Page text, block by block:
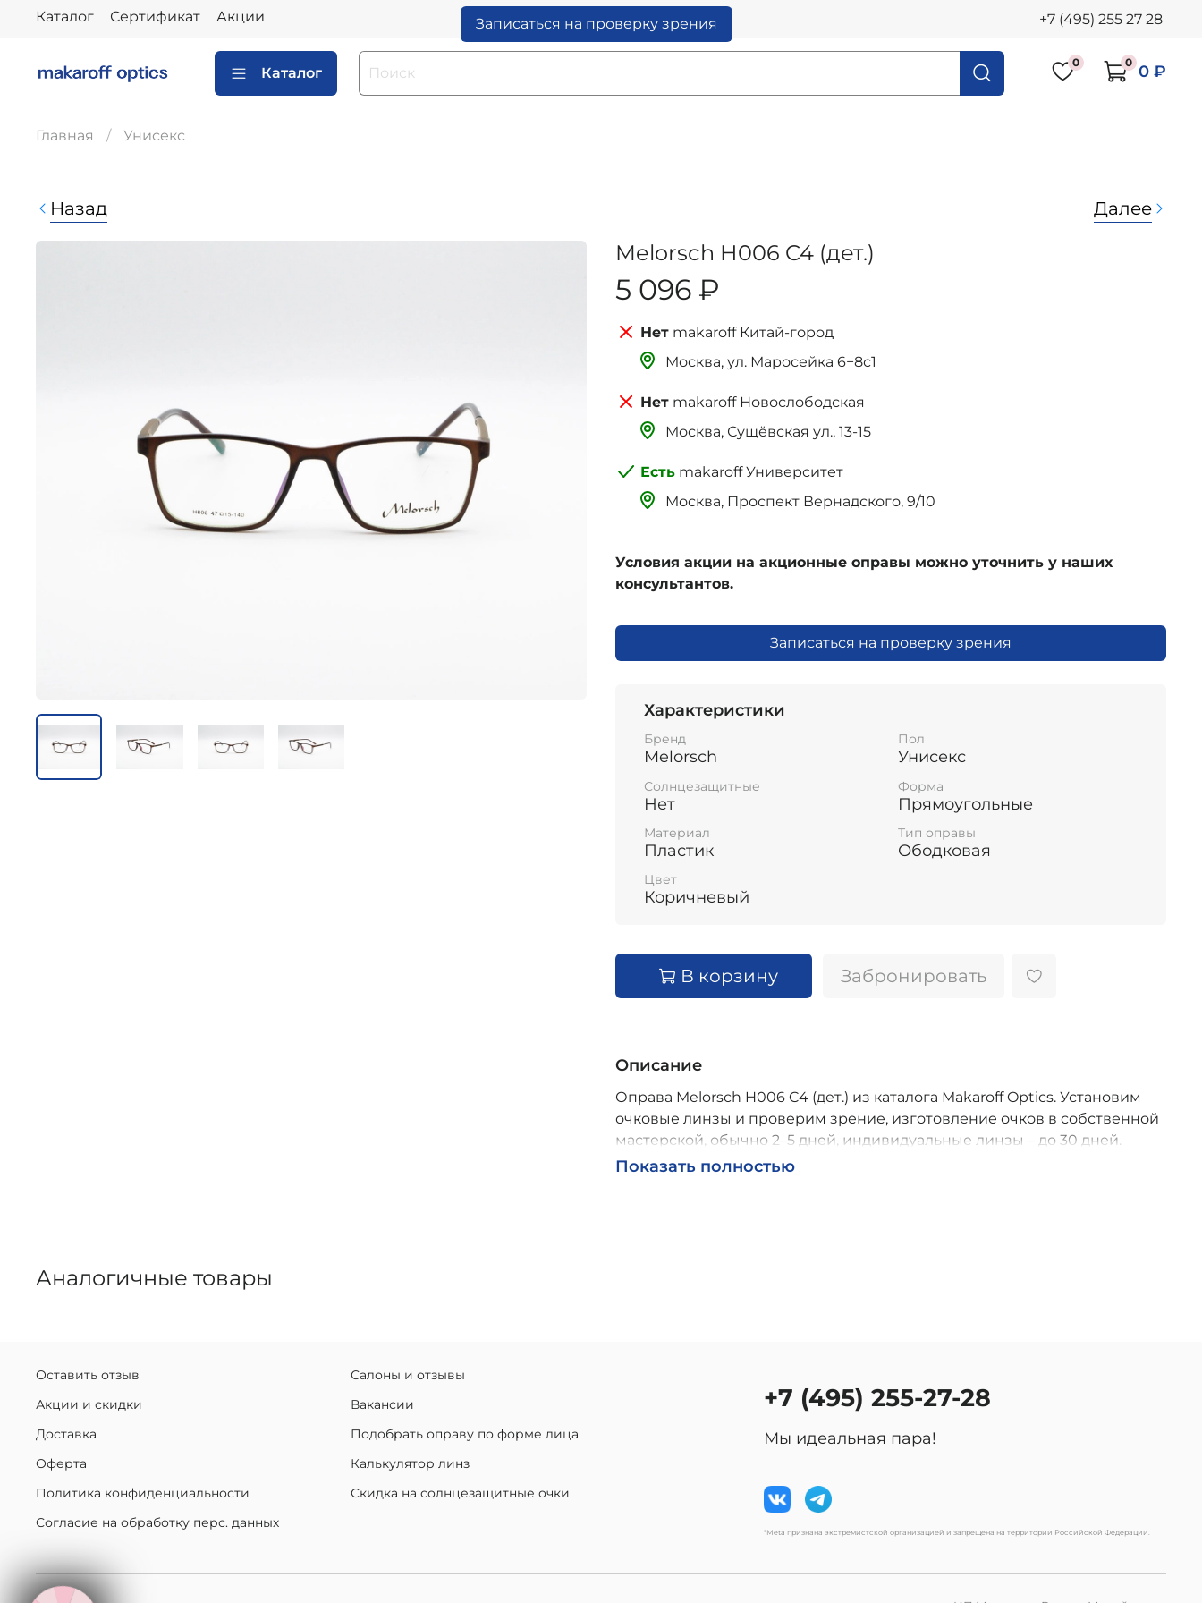
Каталог Сертификат Акции Записаться на проверку зрения +7 (495) 255 27 28
Каталог
0 0 0 ₽
Главная Унисекс
Назад Далее
Melorsch H006 C4 (дет.)
5 096 ₽
makaroff Китай-город
Москва, ‌‌‌‌ул. Маросейка 6−8с1
makaroff Новослободская
Москва, Сущёвская ул., 13-15
makaroff Университет
Москва, Проспект Вернадского, 9/10
Условия акции на акционные оправы можно уточнить у наших
консультантов.
Записаться на проверку зрения
Характеристики
Бренд
Melorsch
Пол
Унисекс
Солнцезащитные
Нет
Форма
Прямоугольные
Материал
Пластик
Тип оправы
Ободковая
Цвет
Коричневый
В корзину Забронировать
Описание
Оправа Melorsch H006 C4 (дет.) из каталога Makaroff Optics. Установим
очковые линзы и проверим зрение, изготовление очков в собственной
мастерской, обычно 2–5 дней, индивидуальные линзы – до 30 дней.
Возможна доставка по России.
Показать полностью
Аналогичные товары
Оставить отзыв
Акции и скидки
Доставка
Оферта
Политика конфиденциальности
Согласие на обработку перс. данных
Салоны и отзывы
Вакансии
Подобрать оправу по форме лица
Калькулятор линз
Скидка на солнцезащитные очки
+7 (495) 255-27-28
Мы идеальная пара!
*Meta признана экстремистской организацией и запрещена на территории Российской Федерации.